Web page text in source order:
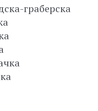
граберска